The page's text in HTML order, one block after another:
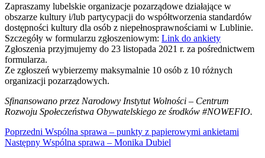
Zapraszamy lubelskie organizacje pozarządowe działające w
obszarze kultury i/lub partycypacji do współtworzenia standardów
dostępności kultury dla osób z niepełnosprawnościami w Lublinie.
Szczegóły w formularzu zgłoszeniowym: Link do ankiety
Zgłoszenia przyjmujemy do 23 listopada 2021 r. za pośrednictwem
formularza.
Ze zgłoszeń wybierzemy maksymalnie 10 osób z 10 różnych
organizacji pozarządowych.
Sfinansowano przez Narodowy Instytut Wolności – Centrum
Rozwoju Społeczeństwa Obywatelskiego ze środków #NOWEFIO.
Nawigacja
wpisu
Poprzedni Previous
post:
Wspólna sprawa – punkty z papierowymi ankietami
Następny Next
Wspólna sprawa – Monika Dubiel